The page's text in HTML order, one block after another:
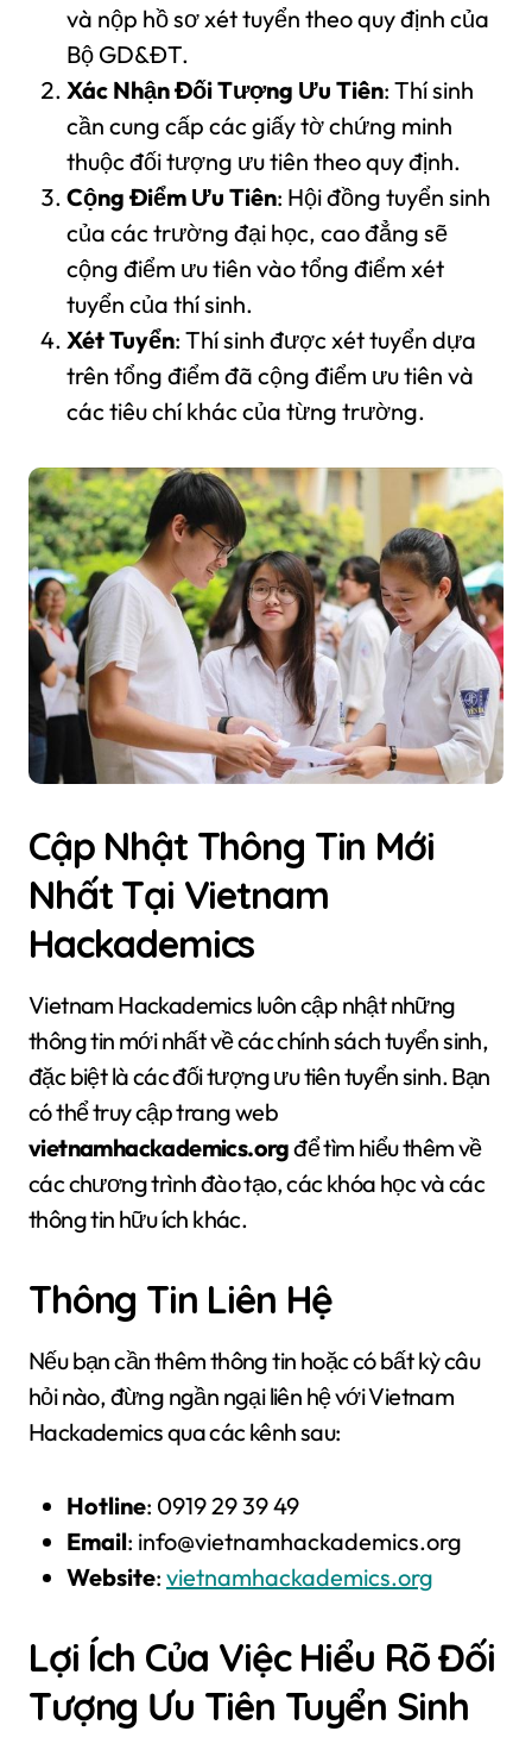
và nộp hồ sơ xét tuyển theo quy định của
Bộ GD&ĐT.
Xác Nhận Đối Tượng Ưu Tiên: Thí sinh
cần cung cấp các giấy tờ chứng minh
thuộc đối tượng ưu tiên theo quy định.
Cộng Điểm Ưu Tiên: Hội đồng tuyển sinh
của các trường đại học, cao đẳng sẽ
cộng điểm ưu tiên vào tổng điểm xét
tuyển của thí sinh.
Xét Tuyển: Thí sinh được xét tuyển dựa
trên tổng điểm đã cộng điểm ưu tiên và
các tiêu chí khác của từng trường.
Cập Nhật Thông Tin Mới
Nhất Tại Vietnam
Hackademics
Vietnam Hackademics luôn cập nhật những
thông tin mới nhất về các chính sách tuyển sinh,
đặc biệt là các đối tượng ưu tiên tuyển sinh. Bạn
có thể truy cập trang web
vietnamhackademics.orgđể tìm hiểu thêm về
các chương trình đào tạo, các khóa học và các
thông tin hữu ích khác.
Thông Tin Liên Hệ
Nếu bạn cần thêm thông tin hoặc có bất kỳ câu
hỏi nào, đừng ngần ngại liên hệ với Vietnam
Hackademics qua các kênh sau:
Hotline: 0919 29 39 49
Email: info@vietnamhackademics.org
Website: vietnamhackademics.org
Lợi Ích Của Việc Hiểu Rõ Đối
Tượng Ưu Tiên Tuyển Sinh